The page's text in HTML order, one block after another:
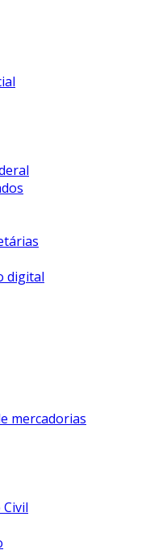
digital
mercadorias